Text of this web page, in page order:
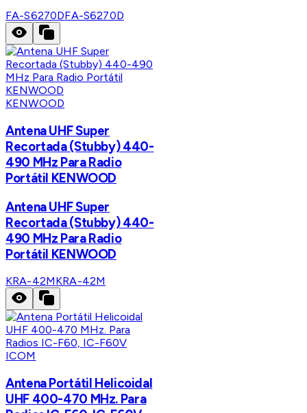
FA-S6270DFA-S6270D
KENWOOD
Antena UHF Super
Recortada (Stubby) 440-
490 MHz Para Radio
Portátil KENWOOD
Antena UHF Super
Recortada (Stubby) 440-
490 MHz Para Radio
Portátil KENWOOD
KRA-42MKRA-42M
ICOM
Antena Portátil Helicoidal
UHF 400-470 MHz. Para